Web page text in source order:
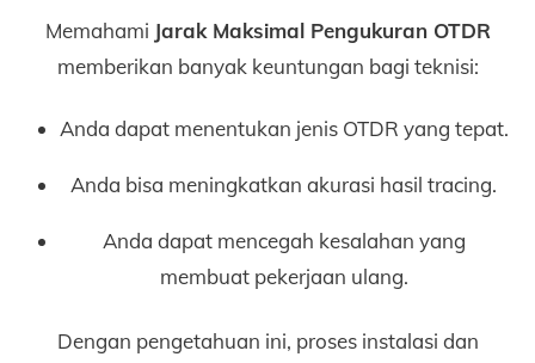
Memahami Jarak Maksimal Pengukuran OTDR
memberikan banyak keuntungan bagi teknisi:
Anda dapat menentukan jenis OTDR yang tepat.
Anda bisa meningkatkan akurasi hasil tracing.
Anda dapat mencegah kesalahan yang
membuat pekerjaan ulang.
Dengan pengetahuan ini, proses instalasi dan